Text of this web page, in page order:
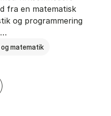
fra en matematisk
og programmering
matematik
- erhvervs­økonomi og